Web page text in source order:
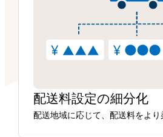
配送料設定の細分化
配送地域に応じて、配送料をよ